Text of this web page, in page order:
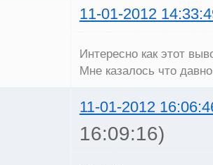
11-01-2012
Интересно как этот
Мне казалось что
11-01-2012
16:09:16)